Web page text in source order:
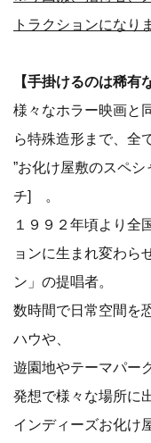
トラクションになり
【手掛けるのは稀有
様々なホラー映画と
ら特殊造形まで、全
”お化け屋敷のスペ
チ] 。
１９９２年頃より全
ョンに生まれ変わら
ン」の提唱者。
数時間で日常空間を
ハウや、
遊園地やテーマパー
発想で様々な場所に
インディーズお化け